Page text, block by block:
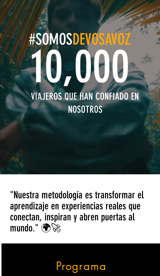
#SOMOSDEVOSAVOZ
10,000
VIAJEROS QUE HAN CONFIADO EN
NOSOTROS
"Nuestra metodología es transformar el
aprendizaje en experiencias reales que
conectan, inspiran y abren puertas al
mundo." 🌍🚀
Programa